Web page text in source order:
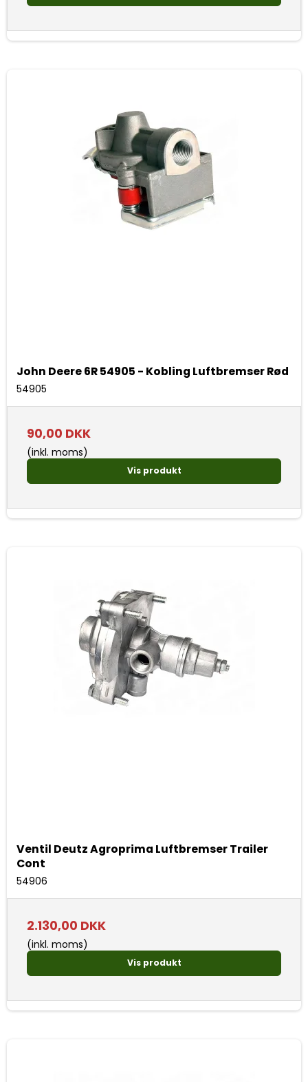
John Deere 6R 54905 - Kobling Luftbremser Rød
54905
90,00 DKK
(inkl. moms)
Vis produkt
Ventil Deutz Agroprima Luftbremser Trailer
Cont
54906
2.130,00 DKK
(inkl. moms)
Vis produkt